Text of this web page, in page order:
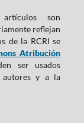
son
reflejan
de la RCRI se
Atribución
ser usados
autores y a la